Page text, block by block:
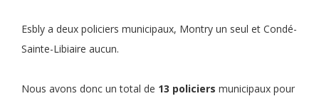
Esbly a deux policiers municipaux, Montry un seul et Condé-
Sainte-Libiaire aucun.
Nous avons donc un total de 13 policiers municipaux pour